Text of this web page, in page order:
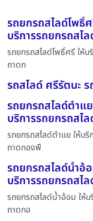
รถยกรถสไลด์โพธิ์
บริการรถยกรถสไ
รถยกรถสไลด์โพธิ์ศรี ให้
ถาดก
รถสไลด์ ศรีรัตนะ
รถยกรถสไลด์ตำแ
บริการรถยกรถสไ
รถยกรถสไลด์ตำแย ให้บ
ถาดกองพื
รถยกรถสไลด์น้ำอ้
บริการรถยกรถสไ
รถยกรถสไลด์น้ำอ้อม ให้
ถาดกอ